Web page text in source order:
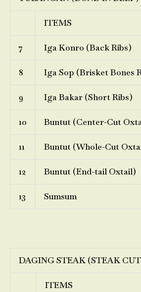
ITEMS
7 Iga Konro (Back Ribs)
8 Iga Sop (Brisket Bones
9 Iga Bakar (Short Ribs)
10 Buntut (Center-Cut
11 Buntut (Whole-Cut
12 Buntut (End-tail Oxtail)
13 Sumsum
DAGING STEAK (STEAK
ITEMS